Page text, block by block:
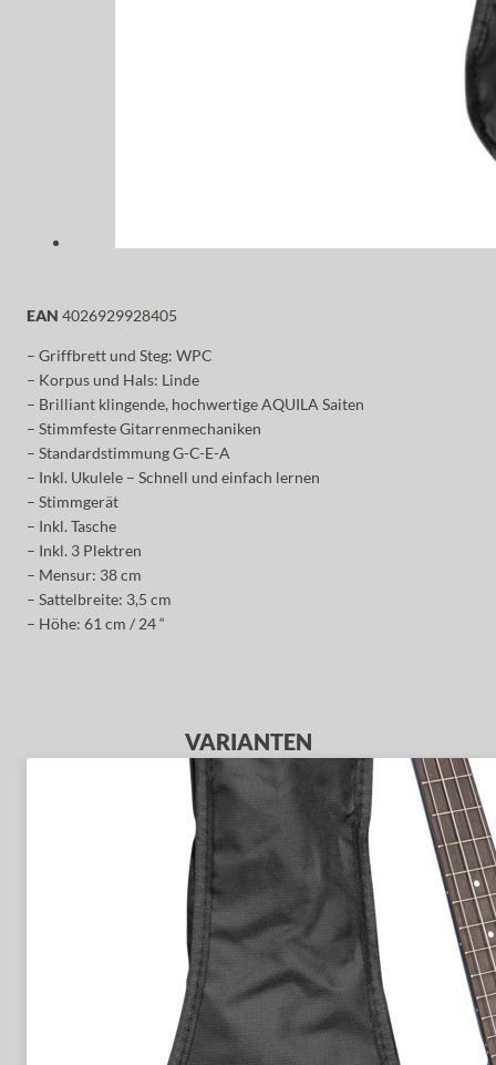
EAN 4026929928405
– Griffbrett und Steg: WPC
– Korpus und Hals: Linde
– Brilliant klingende, hochwertige AQUILA Saiten
– Stimmfeste Gitarrenmechaniken
– Standardstimmung G-C-E-A
– Inkl. Ukulele – Schnell und einfach lernen
– Stimmgerät
– Inkl. Tasche
– Inkl. 3 Plektren
– Mensur: 38 cm
– Sattelbreite: 3,5 cm
– Höhe: 61 cm / 24 “
VARIANTEN